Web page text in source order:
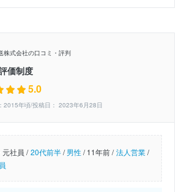
株式会社の口コミ・評判
価制度
5.0
2015年頃/投稿日： 2023年6月28日
元社員 / 20代前半/男性/11年前 / 法人営業/